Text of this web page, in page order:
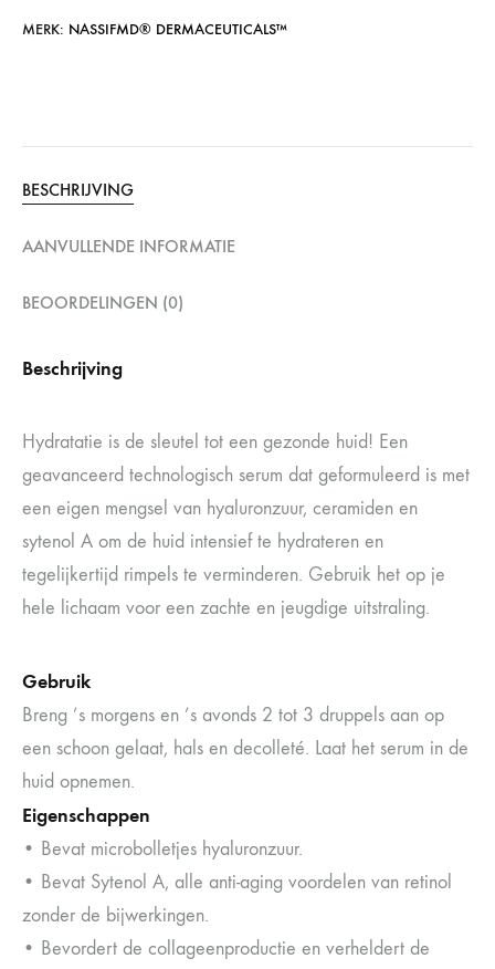
MERK: NASSIFMD®️ DERMACEUTICALS™️
BESCHRIJVING
AANVULLENDE INFORMATIE
BEOORDELINGEN (0)
Beschrijving
Hydratatie is de sleutel tot een gezonde huid! Een
geavanceerd technologisch serum dat geformuleerd is met
een eigen mengsel van hyaluronzuur, ceramiden en
sytenol A om de huid intensief te hydrateren en
tegelijkertijd rimpels te verminderen. Gebruik het op je
hele lichaam voor een zachte en jeugdige uitstraling.
Gebruik
Breng ’s morgens en ’s avonds 2 tot 3 druppels aan op
een schoon gelaat, hals en decolleté. Laat het serum in de
huid opnemen.
Eigenschappen
• Bevat microbolletjes hyaluronzuur.
• Bevat Sytenol A, alle anti-aging voordelen van retinol
zonder de bijwerkingen.
• Bevordert de collageenproductie en verheldert de